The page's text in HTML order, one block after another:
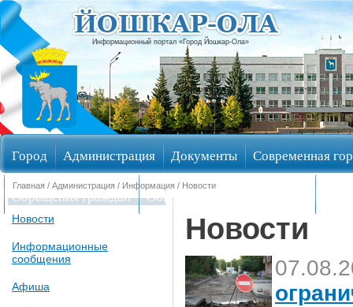
Информационный портал «Город Йошкар-Ола»
Город Администрация Документы Современная
Обращения граждан Общественные обсуждения
Главная / Администрация / Информация / Новости
Новости
Информационные
сообщения
Афиша
Новости